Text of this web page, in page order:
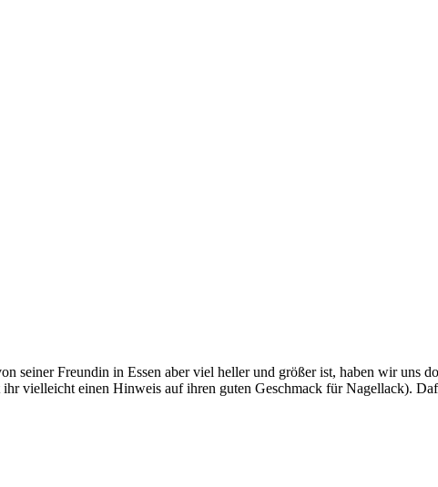
Freundin in Essen aber viel heller und größer ist, haben wir uns
vielleicht einen Hinweis auf ihren guten Geschmack für Nagellack).